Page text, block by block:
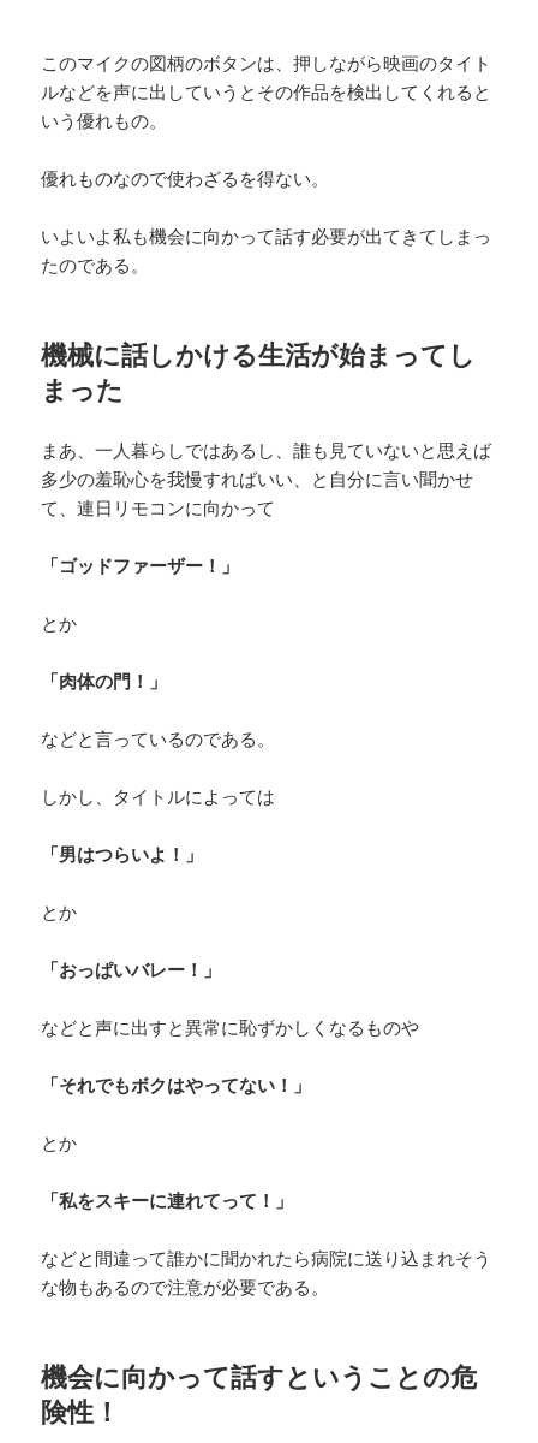
このマイクの図柄のボタンは、押しながら映画のタイト
ルなどを声に出していうとその作品を検出してくれると
いう優れもの。
優れものなので使わざるを得ない。
いよいよ私も機会に向かって話す必要が出てきてしまっ
たのである。
機械に話しかける生活が始まってし
まった
まあ、一人暮らしではあるし、誰も見ていないと思えば
多少の羞恥心を我慢すればいい、と自分に言い聞かせ
て、連日リモコンに向かって
「ゴッドファーザー！」
とか
「肉体の門！」
などと言っているのである。
しかし、タイトルによっては
「男はつらいよ！」
とか
「おっぱいバレー！」
などと声に出すと異常に恥ずかしくなるものや
「それでもボクはやってない！」
とか
「私をスキーに連れてって！」
などと間違って誰かに聞かれたら病院に送り込まれそう
な物もあるので注意が必要である。
機会に向かって話すということの危
険性！